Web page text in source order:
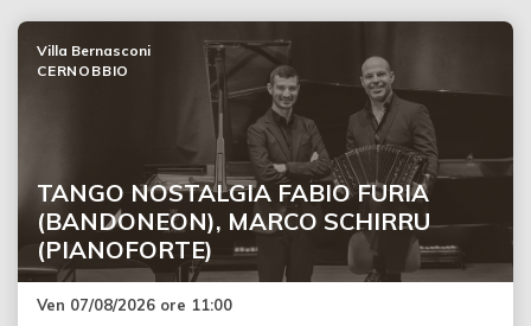
TANGO NOSTALGIA FABIO FURIA
(BANDONEON), MARCO SCHIRRU
(PIANOFORTE)
Villa Bernasconi
CERNOBBIO
Ven 07/08/2026 ore 11:00